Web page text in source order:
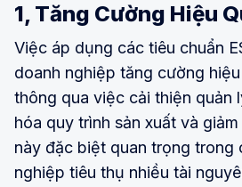
1, Tăng Cường Hiệu
Việc áp dụng các tiêu chuẩn
doanh nghiệp tăng cường
thông qua việc cải thiện quản
hóa quy trình sản xuất và
này đặc biệt quan trọng trong
nghiệp tiêu thụ nhiều tài